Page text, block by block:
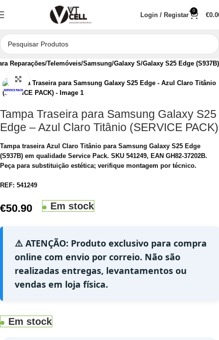
Login / Registar
0
€
Reparações Telemóveis Samsung Galaxy S Galaxy S25 Edge (S937B)
Clique para aumentar
Tampa Traseira para Samsung Galaxy S25
Edge – Azul Claro Titânio (SERVICE PACK)
Tampa traseira Azul Claro Titânio para Samsung Galaxy S25 Edge
(S937B) em qualidade Service Pack. SKU 541249, EAN GH82-37202B.
Peça para substituição estética; verifique montagem por técnico.
REF: 541249
€50.90 Em stock
⚠️ ATENÇÃO: Produto exclusivo para compra
online com envio por correio. Não são
realizadas entregas, levantamentos ou
vendas em loja física.
Em stock